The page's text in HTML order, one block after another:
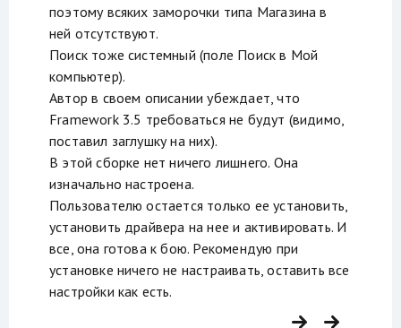
поэтому всяких заморочки типа Магазина в
ней отсутствуют.
Поиск тоже системный (поле Поиск в Мой
компьютер).
Автор в своем описании убеждает, что
Framework 3.5 требоваться не будут (видимо,
поставил заглушку на них).
В этой сборке нет ничего лишнего. Она
изначально настроена.
Пользователю остается только ее установить,
установить драйвера на нее и активировать. И
все, она готова к бою. Рекомендую при
установке ничего не настраивать, оставить все
настройки как есть.